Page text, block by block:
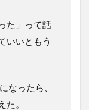
た」って話
いいともう
なったら、
。